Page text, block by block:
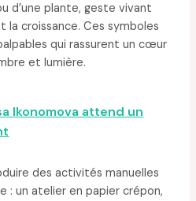
d’une plante, geste vivant
croissance. Ces symboles
qui rassurent un cœur
et lumière.
Ikonomova attend un
des activités manuelles
: un atelier en papier crépon,